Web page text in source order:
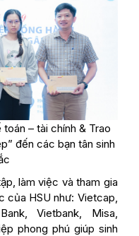
– tài chính & Trao
đến các bạn tân sinh
làm việc và tham gia
của HSU như: Vietcap,
Vietbank, Misa,
phong phú giúp sinh